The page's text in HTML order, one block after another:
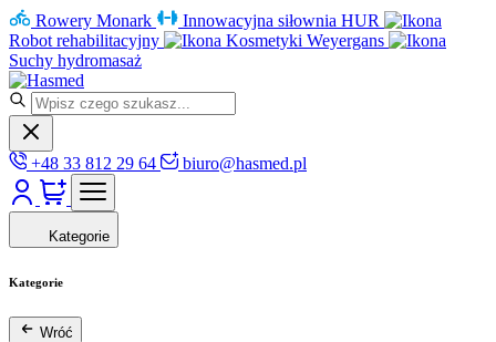
Rowery Monark
Innowacyjna siłownia HUR
Robot rehabilitacyjny
Kosmetyki Weyergans
Suchy hydromasaż
+48 33 812 29 64 biuro@hasmed.pl
Kategorie
Kategorie
Wróć